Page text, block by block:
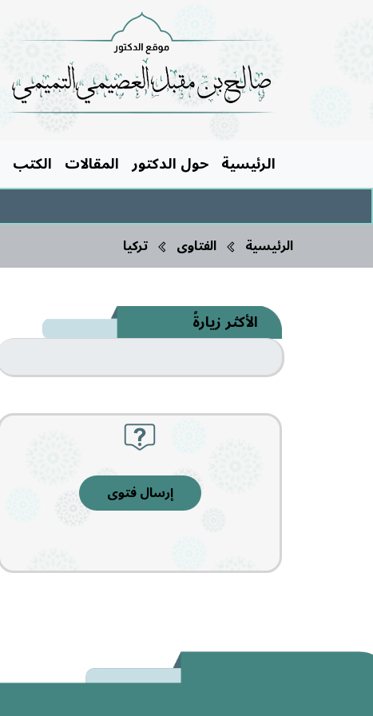
الرئيسية حول الدكتور المقالات الكتب
الرئيسية الفتاوى تركيا
الأكثر زيارةً
إرسال فتوى